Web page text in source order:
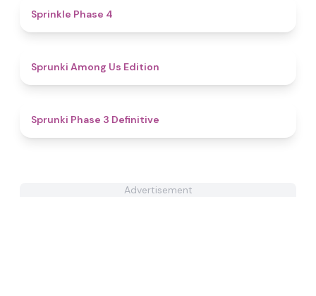
Sprinkle Phase 4
Sprunki Among Us Edition
Sprunki Phase 3 Definitive
Advertisement